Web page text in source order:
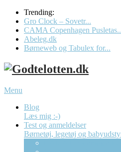
Trending:
Gro Clock – Sovetr...
CAMA Copenhagen
Abeleg.dk
Børneweb og Tabulex for...
Menu
Blog
Læs mig :-)
Test og anmeldelser
Børnetøj, legetøj og